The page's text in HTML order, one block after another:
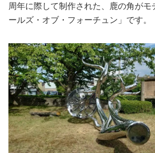
周年に際して制作された、鹿の角がモ
ールズ・オブ・フォーチュン」です。